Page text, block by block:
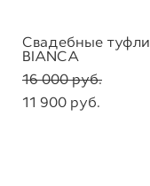
Свадебные туфли
BIANCA
16 000 pуб.
11 900 pуб.